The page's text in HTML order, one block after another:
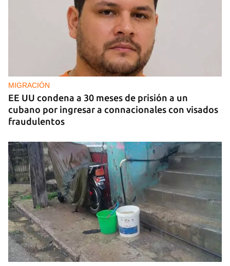
Entre espinas nacen flores
MIGRACIÓN
EE UU condena a 30 meses de prisión a un
cubano por ingresar a connacionales con visados
fraudulentos